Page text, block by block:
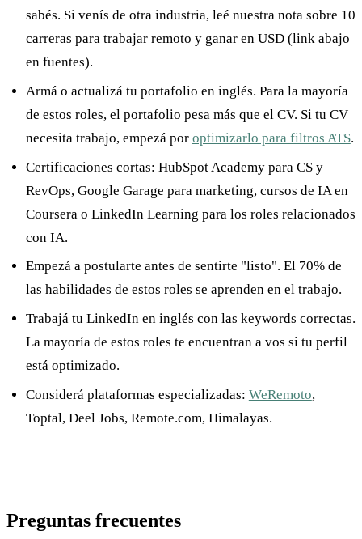
sabés. Si venís de otra industria, leé nuestra nota sobre 10
carreras para trabajar remoto y ganar en USD (link abajo
en fuentes).
Armá o actualizá tu portafolio en inglés. Para la mayoría
de estos roles, el portafolio pesa más que el CV. Si tu CV
necesita trabajo, empezá por optimizarlo para filtros ATS.
Certificaciones cortas: HubSpot Academy para CS y
RevOps, Google Garage para marketing, cursos de IA en
Coursera o LinkedIn Learning para los roles relacionados
con IA.
Empezá a postularte antes de sentirte "listo". El 70% de
las habilidades de estos roles se aprenden en el trabajo.
Trabajá tu LinkedIn en inglés con las keywords correctas.
La mayoría de estos roles te encuentran a vos si tu perfil
está optimizado.
Considerá plataformas especializadas: WeRemoto,
Toptal, Deel Jobs, Remote.com, Himalayas.
Preguntas frecuentes